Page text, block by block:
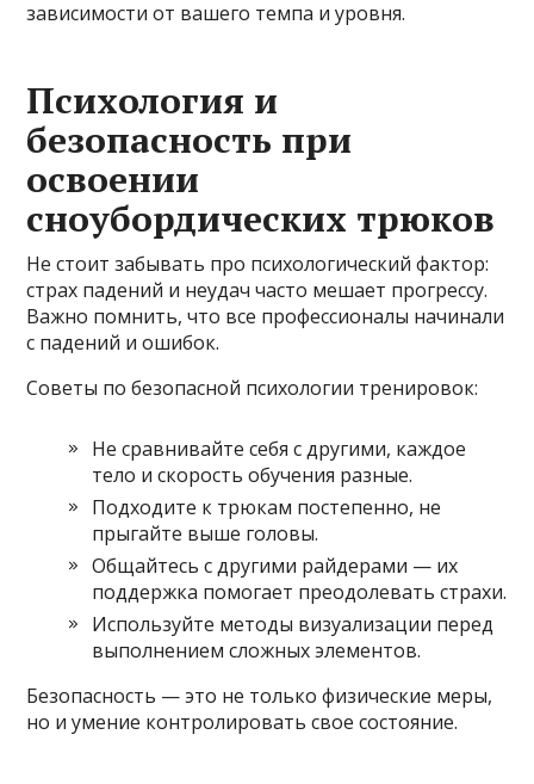
зависимости от вашего темпа и уровня.
Психология и
безопасность при
освоении
сноубордических трюков
Не стоит забывать про психологический фактор:
страх падений и неудач часто мешает прогрессу.
Важно помнить, что все профессионалы начинали
с падений и ошибок.
Советы по безопасной психологии тренировок:
Не сравнивайте себя с другими, каждое
тело и скорость обучения разные.
Подходите к трюкам постепенно, не
прыгайте выше головы.
Общайтесь с другими райдерами — их
поддержка помогает преодолевать страхи.
Используйте методы визуализации перед
выполнением сложных элементов.
Безопасность — это не только физические меры,
но и умение контролировать свое состояние.